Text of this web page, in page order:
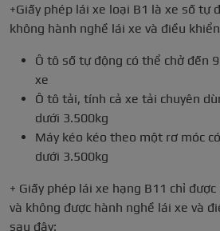
+Giấy phép lái xe loại B1 là xe số tự
không hành nghề lái xe và điều
Ô tô số tự động có thể chở đến
xe
Ô tô tải, tính cả xe tải chuyên
dưới 3.500kg
Máy kéo kéo theo một rơ móc
dưới 3.500kg
+ Giấy phép lái xe hạng B11 chỉ
và không được hành nghề lái xe và
sau đây: